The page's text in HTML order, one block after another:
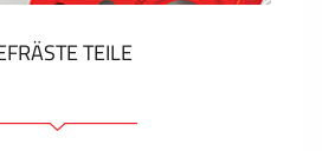
TEILE